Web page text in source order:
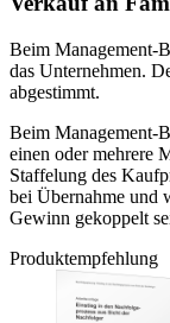
Beim Management-
das Unternehmen.
abgestimmt.
Beim Management-
einen oder mehrere
Staffelung des
bei Übernahme und
Gewinn gekoppelt
Produktempfehlung